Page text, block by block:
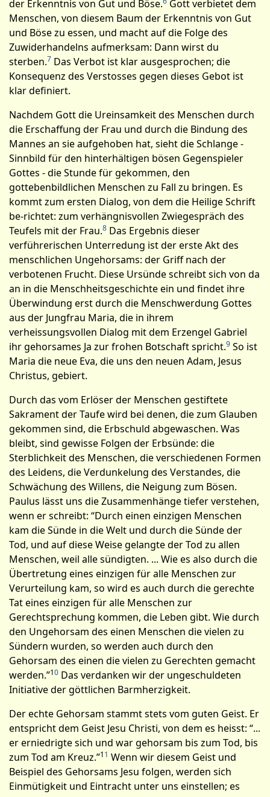
der Erkenntnis von Gut und Böse. Gott verbietet dem
Menschen, von diesem Baum der Erkenntnis von Gut
und Böse zu essen, und macht auf die Folge des
Zuwiderhandelns aufmerksam: Dann wirst du
sterben.7 Das Verbot ist klar ausgesprochen; die
Konsequenz des Verstosses gegen dieses Gebot ist
klar definiert.
Nachdem Gott die Ureinsamkeit des Menschen durch
die Erschaffung der Frau und durch die Bindung des
Mannes an sie aufgehoben hat, sieht die Schlange -
Sinnbild für den hinterhältigen bösen Gegenspieler
Gottes - die Stunde für gekommen, den
gottebenbildlichen Menschen zu Fall zu bringen. Es
kommt zum ersten Dialog, von dem die Heilige Schrift
be-richtet: zum verhängnisvollen Zwiegespräch des
Teufels mit der Frau.8 Das Ergebnis dieser
verführerischen Unterredung ist der erste Akt des
menschlichen Ungehorsams: der Griff nach der
verbotenen Frucht. Diese Ursünde schreibt sich von da
an in die Mensch­heitsgeschichte ein und findet ihre
Überwindung erst durch die Menschwerdung Gottes
aus der Jungfrau Maria, die in ihrem
verheissungsvollen Dialog mit dem Erzengel Gabriel
ihr gehorsames Ja zur frohen Botschaft spricht.9 So ist
Maria die neue Eva, die uns den neuen Adam, Jesus
Christus, gebiert.
Durch das vom Erlöser der Menschen gestiftete
Sakrament der Taufe wird bei denen, die zum Glauben
gekommen sind, die Erbschuld abgewaschen. Was
bleibt, sind gewisse Folgen der Erbsünde: die
Sterblichkeit des Menschen, die verschiedenen Formen
des Leidens, die Verdunkelung des Verstandes, die
Schwächung des Willens, die Neigung zum Bösen.
Paulus lässt uns die Zusammenhänge tiefer verstehen,
wenn er schreib­t: “Durch einen einzigen Menschen
kam die Sünde in die Welt und durch die Sünde der
Tod, und auf diese Weise gelangte der Tod zu allen
Menschen, weil alle sündigten. ... Wie es also durch die
Übertretung eines einzigen für alle Menschen zur
Verurteilung kam, so wird es auch durch die gerechte
Tat eines einzigen für alle Menschen zur
Gerechtsprechung kommen, die Leben gibt. Wie durch
den Ungehorsam des einen Menschen die vielen zu
Sündern wurden, so werden auch durch den
Gehorsam des einen die vielen zu Gerechten gemacht
werden.”10 Das verdanken wir der ungeschuldeten
Initiative der göttlichen Barmherzigkeit.
Der echte Gehorsam stammt stets vom guten Geist. Er
entspricht dem Geist Jesu Christi, von dem es heisst: “...
er erniedrigte sich und war gehorsam bis zum Tod, bis
zum Tod am Kreuz.”11 Wenn wir diesem Geist und
Beispiel des Gehorsams Jesu folgen, werden sich
Einmütigkeit und Eintracht unter uns einstellen; es